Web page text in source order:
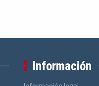
Información